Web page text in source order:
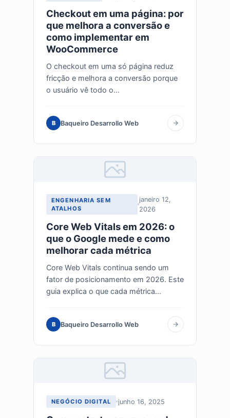
Checkout em uma página: por
que melhora a conversão e
como implementar em
WooCommerce
O checkout em uma só página reduz
fricção e melhora a conversão porque
o usuário vê todo o...
B Baqueiro Desarrollo Web
ENGENHARIA SEM
ATALHOS
janeiro 12,
2026
Core Web Vitals em 2026: o
que o Google mede e como
melhorar cada métrica
Core Web Vitals continua sendo um
fator de posicionamento em 2026. Este
guia explica o que cada métrica...
B Baqueiro Desarrollo Web
NEGÓCIO DIGITAL junho 16, 2025